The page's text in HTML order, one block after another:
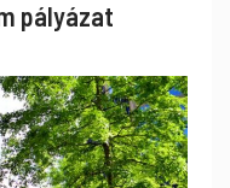
pályázat